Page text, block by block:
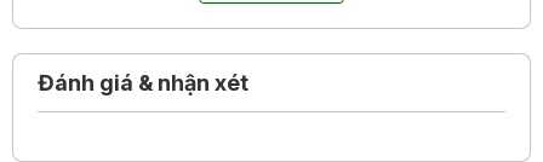
biến động.
Đánh giá & nhận xét